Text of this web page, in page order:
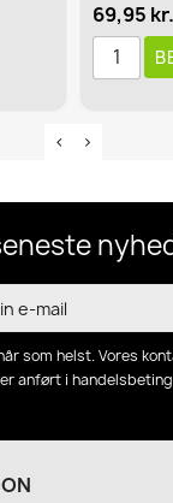
69,95 kr.
som helst. Vores
anført i